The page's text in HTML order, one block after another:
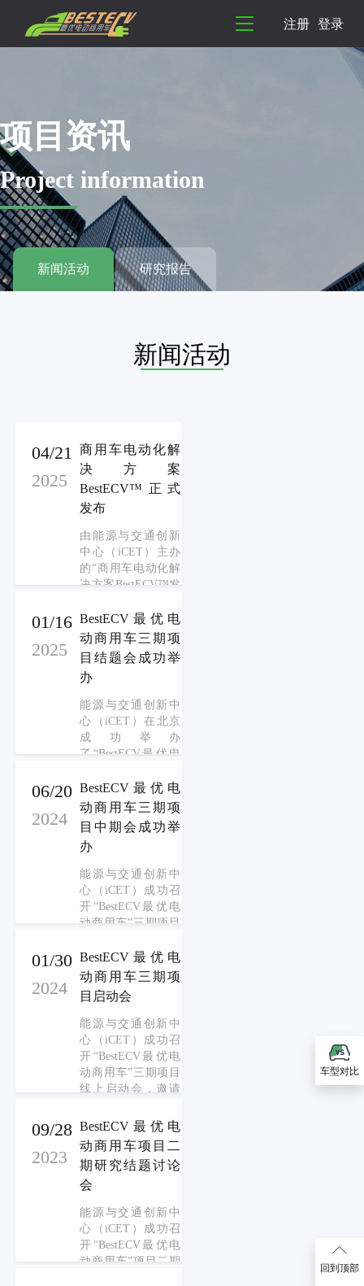
登录
注册
项目资讯
Project information
新闻活动 研究报告
新闻活动
04/21
2025
商用车电动化解
决方案
BestECV™正式
发布
由能源与交通创新
中心（iCET）主办
的“商用车电动化解
决方案BestECV™发
办。会议聚焦双碳
目标下商用车电动
化转型痛点，为用
户提供全生命周期
转型路径规划工
具，来自政府机
构、车企、运营
商、研究机构等多
位行业代表齐聚一
BestECV™核算大模
型的发布，探讨商
用车电动化转型的
关键路径与创新实
践。
01/16
2025
BestECV最优电
动商用车三期项
目结题会成功举
办
能源与交通创新中
心（iCET）在北京
成功举办
了“BestECV最优电
结题会议。来自高
校、行业组织和研
究机构的10余位专
家通过线上与线下
相结合的方式参与
了此次会议。会议
中，iCET对三期项
目的研究成果和调
研案例进行了全面
了专家们关于项目
完成情况的意见和
建议。同时，与会
专家还就项目的优
分析与探讨。
06/20
2024
BestECV最优电
动商用车三期项
目中期会成功举
办
能源与交通创新中
心（iCET）成功召
开“BestECV最优电
动商用车”三期项目
校、企业、行业组
织以及研究机构的
10余位专家以线上
及线下的形式参与
会议。iCET就三期
项目的研究进展及
调研结果向参会专
家进行了总结汇
报，认真听取了与
的意见与建议，并
与专家一起对项目
的下一步深入方向
进行了分析和探
讨。
01/30
2024
BestECV最优电
动商用车三期项
目启动会
能源与交通创新中
心（iCET）成功召
开“BestECV最优电
动商用车”三期项目
线上启动会，邀请
织以及研究机构的
专家参会。iCET对
三期项目工作计划
做了详细的介绍，
并与专家展开了深
09/28
2023
BestECV最优电
动商用车项目二
期研究结题讨论
会
能源与交通创新中
心（iCET）成功召
开“BestECV最优电
动商用车”项目二期
车型对比
回到顶部